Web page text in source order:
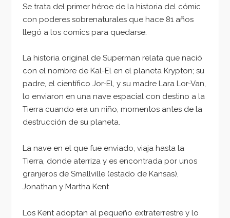
Se trata del primer héroe de la historia del cómic
con poderes sobrenaturales que hace 81 años
llegó a los comics para quedarse.
La historia original de Superman relata que nació
con el nombre de Kal-El en el planeta Krypton; su
padre, el científico Jor-El, y su madre Lara Lor-Van,
lo enviaron en una nave espacial con destino a la
Tierra cuando era un niño, momentos antes de la
destrucción de su planeta.
La nave en el que fue enviado, viaja hasta la
Tierra, donde aterriza y es encontrada por unos
granjeros de Smallville (estado de Kansas),
Jonathan y Martha Kent
Los Kent adoptan al pequeño extraterrestre y lo